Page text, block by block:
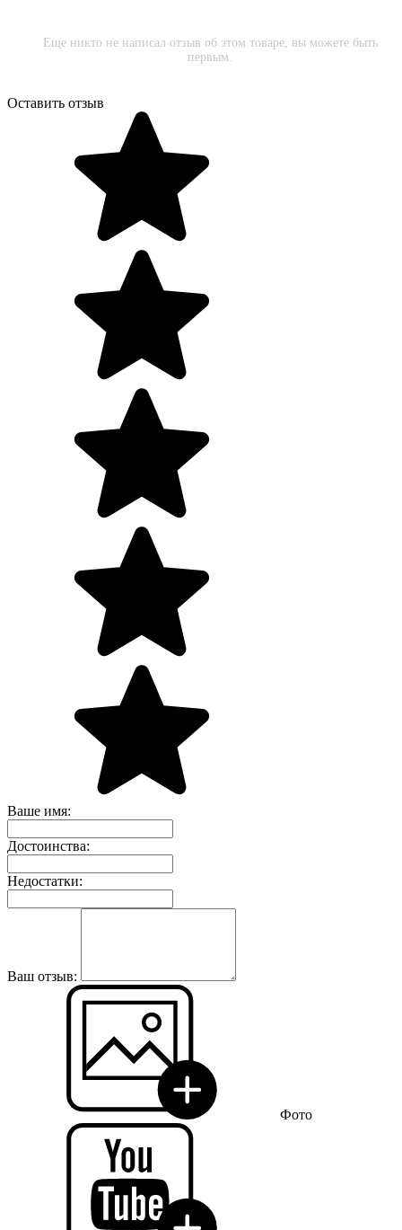
Еще никто не написал отзыв об этом товаре, вы можете быть
первым.
Оставить отзыв
Ваше имя:
Достоинства:
Недостатки:
Ваш отзыв:
Фото